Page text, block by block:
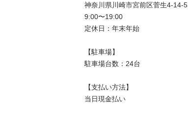
神奈川県川崎市宮前区菅生4-14-5
9:00〜19:00
定休日：年末年始
【駐⾞場】
駐車場台数：24台
【⽀払い⽅法】
当日現金払い